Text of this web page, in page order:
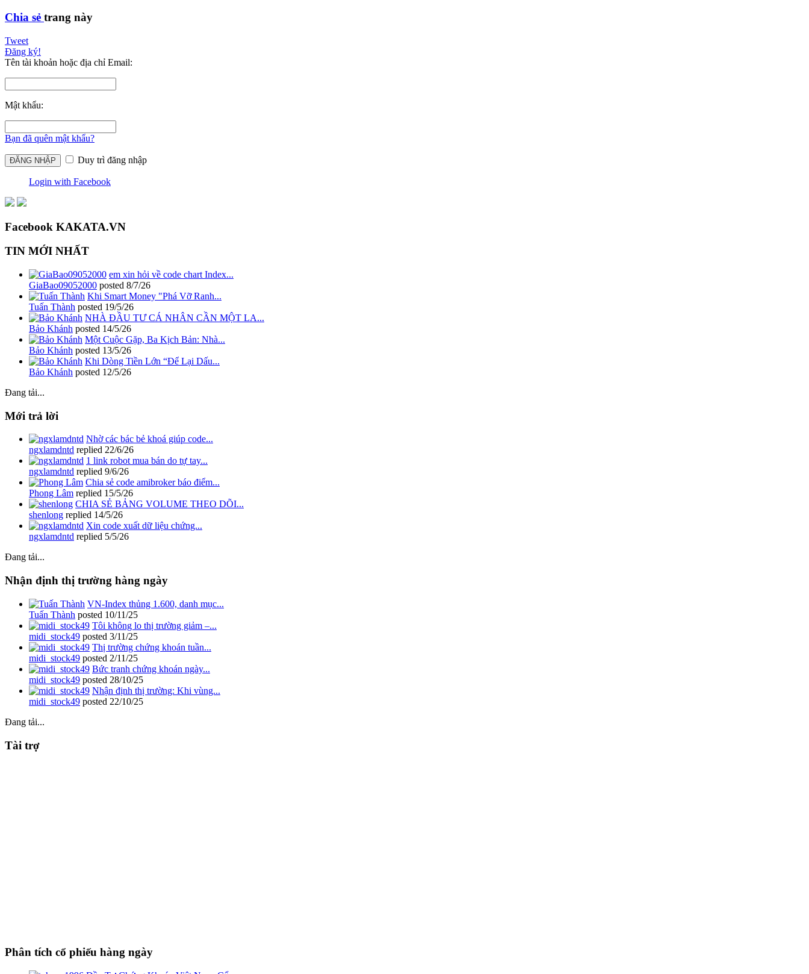
Chia sẻ trang này
Tweet
Đăng ký!
Tên tài khoản hoặc địa chỉ Email:
Mật khẩu:
Bạn đã quên mật khẩu?
Duy trì đăng nhập
Login with Facebook
Facebook KAKATA.VN
TIN MỚI NHẤT
em xin hỏi về code chart Index...
GiaBao09052000 posted 8/7/26
Khi Smart Money "Phá Vỡ Ranh...
Tuấn Thành posted 19/5/26
NHÀ ĐẦU TƯ CÁ NHÂN CẦN MỘT LA...
Bảo Khánh posted 14/5/26
Một Cuộc Gặp, Ba Kịch Bản: Nhà...
Bảo Khánh posted 13/5/26
Khi Dòng Tiền Lớn “Để Lại Dấu...
Bảo Khánh posted 12/5/26
Đang tải...
Mới trả lời
Nhờ các bác bẻ khoá giúp code...
ngxlamdntd replied 22/6/26
1 link robot mua bán do tự tay...
ngxlamdntd replied 9/6/26
Chia sẻ code amibroker báo điểm...
Phong Lâm replied 15/5/26
CHIA SẺ BẢNG VOLUME THEO DÕI...
shenlong replied 14/5/26
Xin code xuất dữ liệu chứng...
ngxlamdntd replied 5/5/26
Đang tải...
Nhận định thị trường hàng ngày
VN-Index thủng 1.600, danh mục...
Tuấn Thành posted 10/11/25
Tôi không lo thị trường giảm –...
midi_stock49 posted 3/11/25
Thị trường chứng khoán tuần...
midi_stock49 posted 2/11/25
Bức tranh chứng khoán ngày...
midi_stock49 posted 28/10/25
Nhận định thị trường: Khi vùng...
midi_stock49 posted 22/10/25
Đang tải...
Tài trợ
Phân tích cổ phiếu hàng ngày